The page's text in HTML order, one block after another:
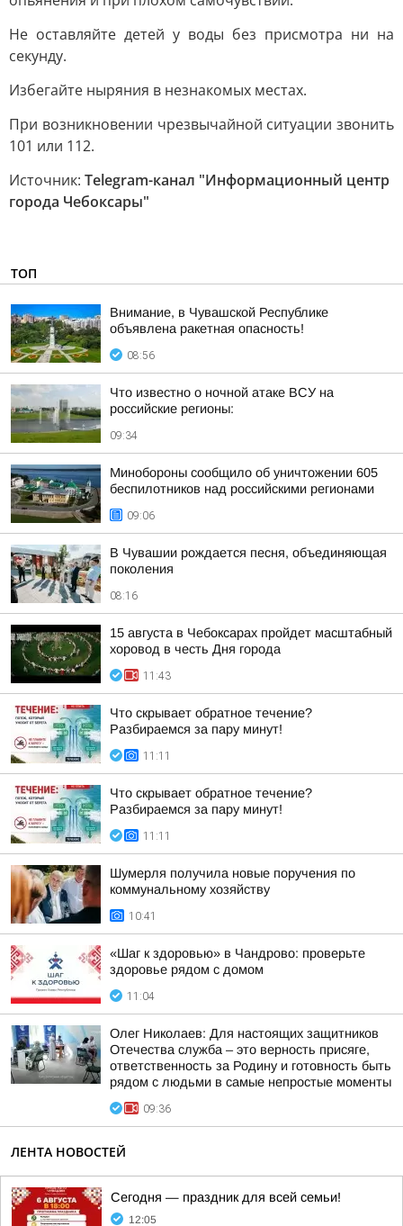
Не оставляйте детей у воды без присмотра ни на
секунду.
Избегайте ныряния в незнакомых местах.
При возникновении чрезвычайной ситуации звонить
101 или 112.
Источник: Telegram-канал "Информационный центр
города Чебоксары"
ТОП
Внимание, в Чувашской Республике
объявлена ракетная опасность!
08:56
Что известно о ночной атаке ВСУ на
российские регионы:
09:34
Минобороны сообщило об уничтожении 605
беспилотников над российскими регионами
09:06
В Чувашии рождается песня, объединяющая
поколения
08:16
15 августа в Чебоксарах пройдет масштабный
хоровод в честь Дня города
11:43
Что скрывает обратное течение?
Разбираемся за пару минут!
11:11
Что скрывает обратное течение?
Разбираемся за пару минут!
11:11
Шумерля получила новые поручения по
коммунальному хозяйству
10:41
«Шаг к здоровью» в Чандрово: проверьте
здоровье рядом с домом
11:04
Олег Николаев: Для настоящих защитников
Отечества служба – это верность присяге,
ответственность за Родину и готовность быть
рядом с людьми в самые непростые моменты
09:36
ЛЕНТА НОВОСТЕЙ
Сегодня — праздник для всей семьи!
12:05